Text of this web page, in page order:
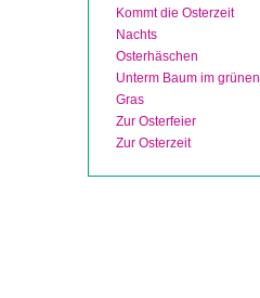
Kommt die Osterzeit
Nachts
Osterhäschen
Unterm Baum im grünen
Gras
Zur Osterfeier
Zur Osterzeit